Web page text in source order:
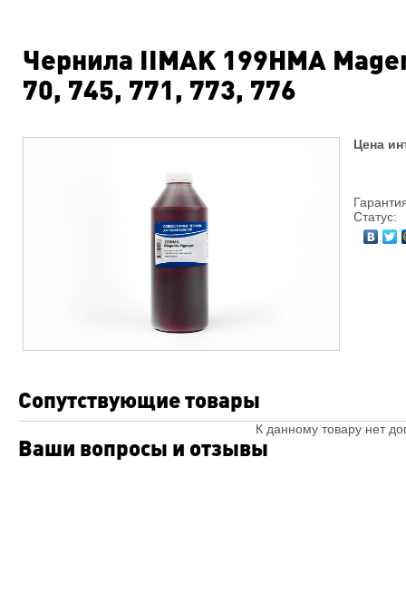
Чернила IIMAK 199HMA
70, 745, 771, 773, 776
Цена
Статус:
Сопутствующие товары
К данному товару нет
Ваши вопросы и отзывы